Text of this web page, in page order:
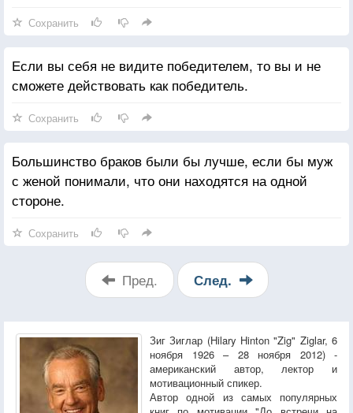
Сохранить
Если вы себя не видите победителем, то вы и не
сможете действовать как победитель.
Сохранить
Большинство браков были бы лучше, если бы муж
с женой понимали, что они находятся на одной
стороне.
Сохранить
Пред. След.
Зиг Зиглар (Hilary Hinton "Zig" Ziglar, 6
ноября 1926 – 28 ноября 2012) -
американский автор, лектор и
мотивационный спикер.
Автор одной из самых популярных